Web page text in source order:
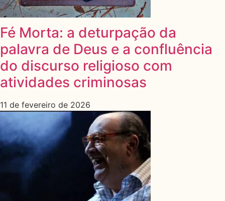
Fé Morta: a deturpação da
palavra de Deus e a confluência
do discurso religioso com
atividades criminosas
11 de fevereiro de 2026